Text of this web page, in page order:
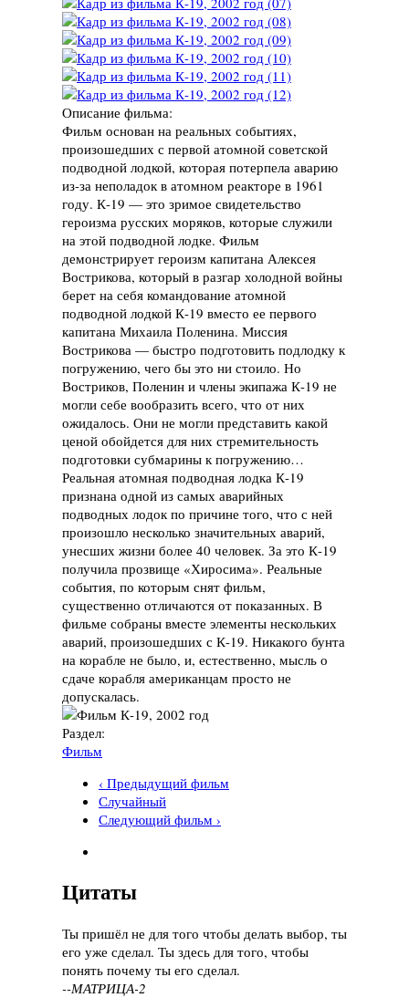
Описание фильма:
Фильм основан на реальных событиях,
произошедших с первой атомной советской
подводной лодкой, которая потерпела аварию
из-за неполадок в атомном реакторе в 1961
году. К-19 — это зримое свидетельство
героизма русских моряков, которые служили
на этой подводной лодке. Фильм
демонстрирует героизм капитана Алексея
Вострикова, который в разгар холодной войны
берет на себя командование атомной
подводной лодкой К-19 вместо ее первого
капитана Михаила Поленина. Миссия
Вострикова — быстро подготовить подлодку к
погружению, чего бы это ни стоило. Но
Востриков, Поленин и члены экипажа К-19 не
могли себе вообразить всего, что от них
ожидалось. Они не могли представить какой
ценой обойдется для них стремительность
подготовки субмарины к погружению…
Реальная атомная подводная лодка К-19
признана одной из самых аварийных
подводных лодок по причине того, что с ней
произошло несколько значительных аварий,
унесших жизни более 40 человек. За это К-19
получила прозвище «Хиросима». Реальные
события, по которым снят фильм,
существенно отличаются от показанных. В
фильме собраны вместе элементы нескольких
аварий, произошедших с К-19. Никакого бунта
на корабле не было, и, естественно, мысль о
сдаче корабля американцам просто не
допускалась.
Раздел:
Фильм
‹ Предыдущий фильм
Случайный
Следующий фильм ›
Цитаты
Ты пришёл не для того чтобы делать выбор, ты
его уже сделал. Ты здесь для того, чтобы
понять почему ты его сделал.
--МАТРИЦА-2